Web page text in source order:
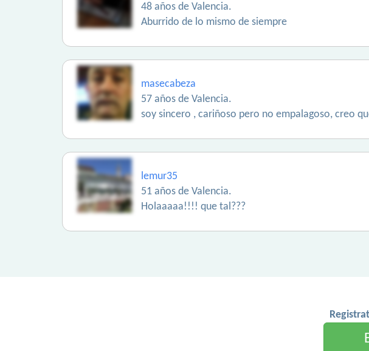
48 años de Valencia.
Aburrido de lo mismo de siempre
masecabeza
57 años de Valencia.
soy sincero , cariñoso pero no empalagoso, creo
lemur35
51 años de Valencia.
Holaaaaa!!!! que tal???